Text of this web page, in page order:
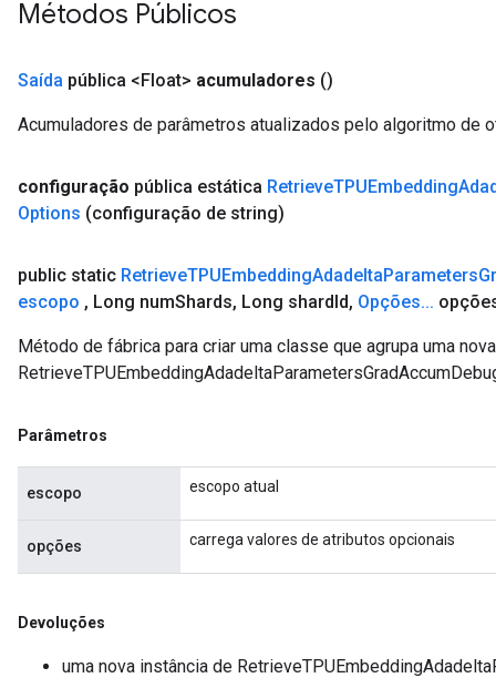
Métodos Públicos
Saída pública <Float> acumuladores ()
Acumuladores de parâmetros atualizados pelo algoritmo de
configuração pública estática RetrieveTPUEmbedding
Options (configuração de string)
public static RetrieveTPUEmbeddingAdadeltaParameters
escopo , Long numShards, Long shardId, Opções...
Método de fábrica para criar uma classe que agrupa uma
Parâmetros
escopo escopo atual
opções carrega valores de atributos opcionais
Devoluções
uma nova instância de